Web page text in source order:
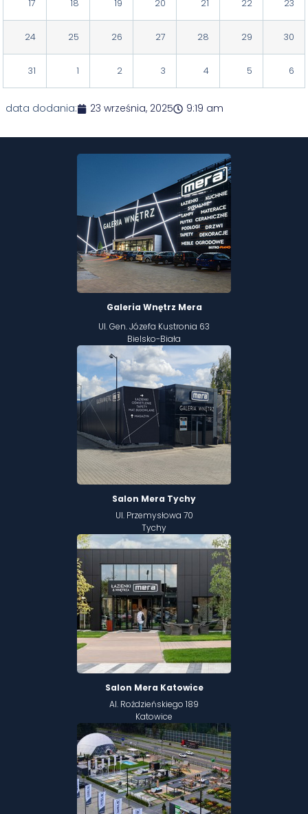
17 18 19 20 21 22 23
24 25 26 27 28 29 30
31 1 2 3 4 5 6
data dodania: 23 września, 2025 9:19 am
Galeria Wnętrz Mera
Ul. Gen. Józefa Kustronia 63
Bielsko-Biała
Salon Mera Tychy
Ul. Przemysłowa 70
Tychy
Salon Mera Katowice
Al. Roździeńskiego 189
Katowice